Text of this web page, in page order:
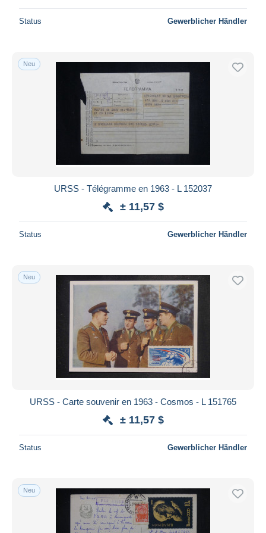
Status Gewerblicher Händler
Neu
URSS - Télégramme en 1963 - L 152037
± 11,57 $
Status Gewerblicher Händler
Neu
URSS - Carte souvenir en 1963 - Cosmos - L 151765
± 11,57 $
Status Gewerblicher Händler
Neu